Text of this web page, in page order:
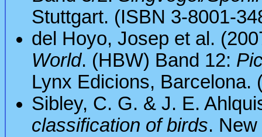
Stuttgart. (ISBN 3-8001-
del Hoyo, Josep et al.
World. (HBW) Band 12:
Lynx Edicions, Barcelona.
Sibley, C. G. & J. E.
classification of birds.